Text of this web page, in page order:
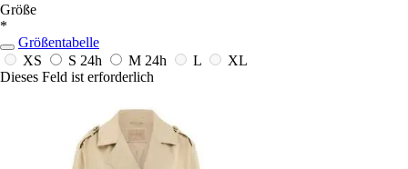
Größe
*
Größentabelle
XS
S 24h M 24h L
XL
Dieses Feld ist erforderlich